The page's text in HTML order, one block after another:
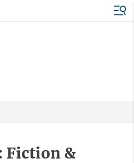
Fiction &